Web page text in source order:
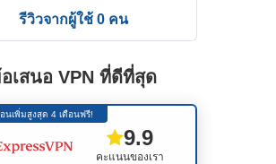
รีวิวจากผู้ใช้ 0 คน
เสนอ VPN ที่ดีที่สุด
นเพิ่มสูงสุด 4 เดือนฟรี!
คะแนนของเรา
9.9